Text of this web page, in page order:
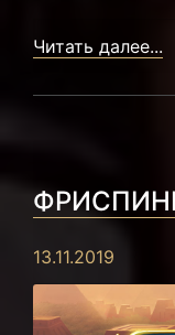
Читать далее...
ФРИСПИНЫ
13.11.2019